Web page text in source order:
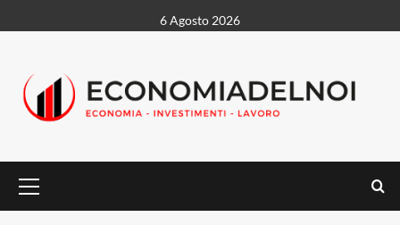
al
6 Agosto 2026
principale